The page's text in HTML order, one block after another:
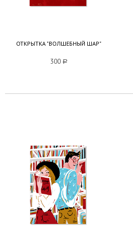
ОТКРЫТКА "ВОЛШЕБНЫЙ ШАР"
300 a